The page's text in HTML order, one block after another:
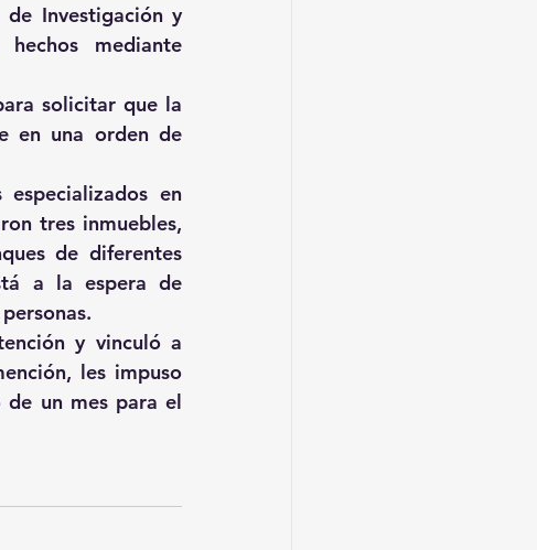
Investigación y
mediante
solicitar que la
en una orden de
en
tres inmuebles,
de diferentes
a la espera de
y vinculó a
les impuso
un mes para el